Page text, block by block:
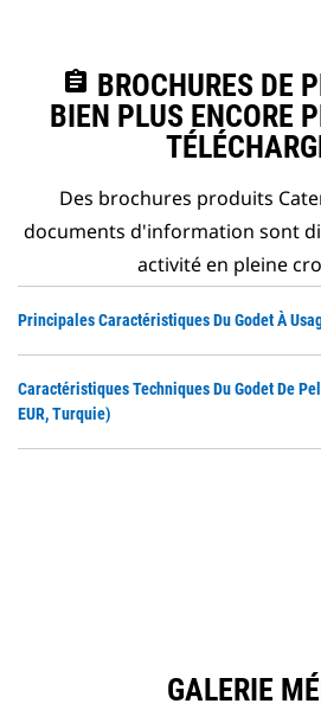
assignment BROCHURES DE
BIEN PLUS ENCORE
Des brochures produits
documents d'information sont
activité en pleine
Principales Caractéristiques Du Godet À
Caractéristiques Techniques Du Godet De
EUR, Turquie)
GALERIE